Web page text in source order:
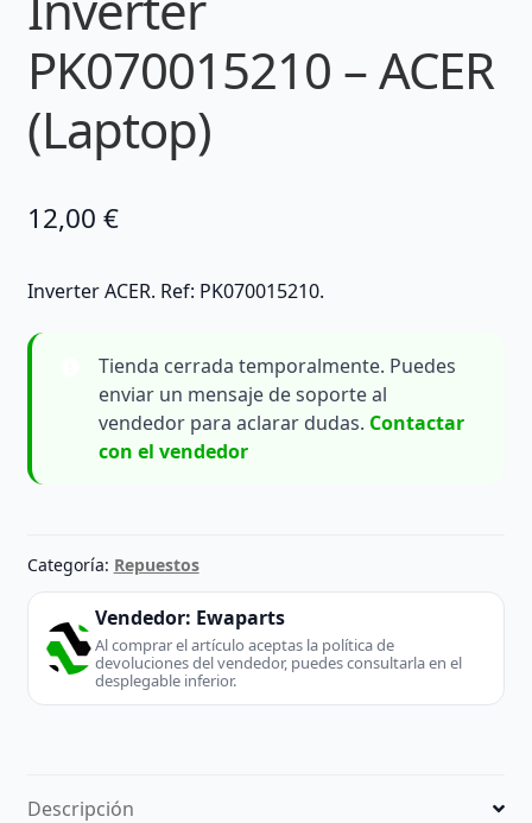
PK070015210 – ACER
(Laptop)
12,00 €
Inverter ACER. Ref: PK070015210.
Tienda cerrada temporalmente. Puedes
enviar un mensaje de soporte al
vendedor para aclarar dudas. Contactar
con el vendedor
Categoría: Repuestos
Vendedor: Ewaparts
Al comprar el artículo aceptas la política de
devoluciones del vendedor, puedes consultarla en el
desplegable inferior.
Descripción